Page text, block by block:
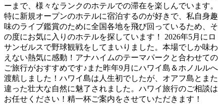
ーまで、様々なランクのホテルでの滞在を楽しんでいます。
特に新規オープンのホテルに宿泊するのが好きで、私自身趣
味のライブ鑑賞のために全国各地を飛び回っているため、そ
の度にお気に入りのホテルを探しています！ 2026年5月にロ
サンゼルスで野球観戦をしてまいりました。本場でしか味わ
えない熱気に感動！アナハイムのテーマパークと合わせての
ご旅行がおすすめです♪また昨年9月にハワイ島＆ホノルルへ
渡航しました！ハワイ島は人生初でしたが、オアフ島とまた
違った壮大な自然に魅了されました。ハワイ旅行のご相談は
お任せください！精一杯ご案内をさせていただきます！